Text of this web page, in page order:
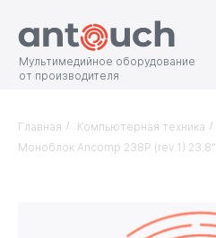
Мультимедийное оборудование
от производителя
Главная / Компьютерная техника /
Моноблок Ancomp 238P (rev.1) 23.8"